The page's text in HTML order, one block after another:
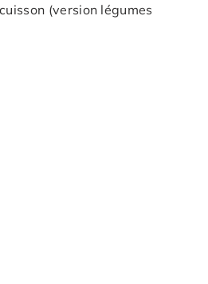
(version légumes